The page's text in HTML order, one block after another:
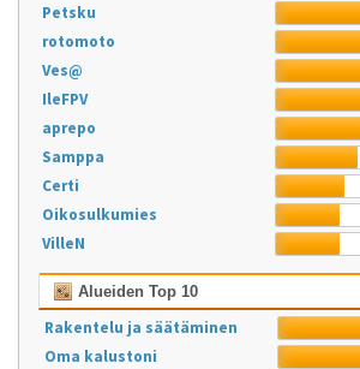
Petsku
rotomoto
Ves@
IleFPV
aprepo
Samppa
Certi
Oikosulkumies
VilleN
Alueiden Top 10
Rakentelu ja säätäminen
Oma kalustoni